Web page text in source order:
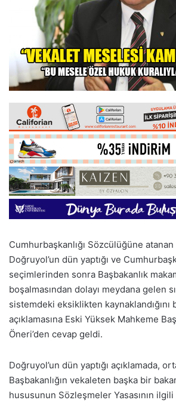
Cumhurbaşkanlığı Sözcülüğüne
Doğruyol’un dün yaptığı ve
seçimlerinden sonra Başbakanlık
boşalmasından dolayı meydana gelen
sistemdeki eksiklikten kaynaklandığını
açıklamasına Eski Yüksek Mahkeme
Öneri’den cevap geldi.
Doğruyol’un dün yaptığı açıklamada,
Başbakanlığın vekaleten başka bir
hususunun Sözleşmeler Yasasının